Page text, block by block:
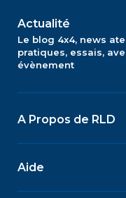
Actualité
Le blog 4x4, news
pratiques, essais,
évènement
A Propos de RLD
Aide